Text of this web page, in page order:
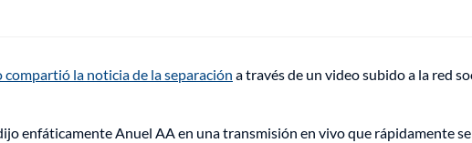
la noticia de la separación a través de un video subido a la red
enfáticamente Anuel AA en una transmisión en vivo que rápidamente se